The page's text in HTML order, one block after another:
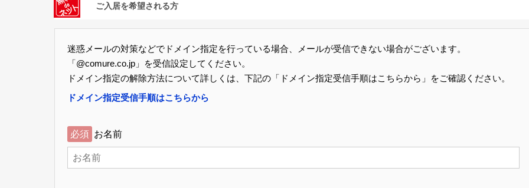
ご入居を希望される方
迷惑メールの対策などでドメイン指定を行っている場合、メールが受信できない場合がございます。
「@comure.co.jp」を受信設定してください。
ドメイン指定の解除方法について詳しくは、下記の「ドメイン指定受信手順はこちらから」をご確認ください。
ドメイン指定受信手順はこちらから
必須 お名前